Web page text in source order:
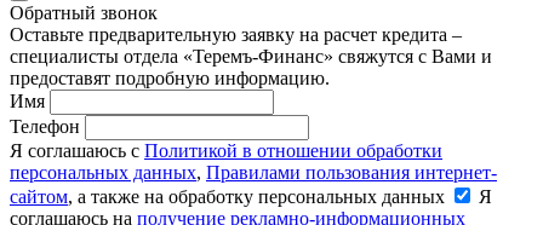
Обратный звонок
Оставьте предварительную заявку на расчет кредита –
специалисты отдела «Теремъ-Финанс» свяжутся с Вами и
предоставят подробную информацию.
Имя
Телефон
Я соглашаюсь с Политикой в отношении обработки
персональных данных, Правилами пользования интернет-
сайтом, а также на обработку персональных данных
Я
соглашаюсь на получение рекламно-информационных